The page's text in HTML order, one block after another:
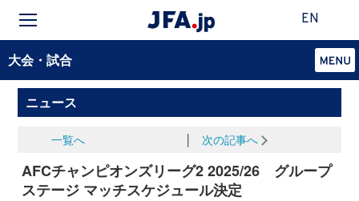
EN
大会・試合
ニュース
一覧へ 次の記事へ
AFCチャンピオンズリーグ2 2025/26 グループ
ステージ マッチスケジュール決定